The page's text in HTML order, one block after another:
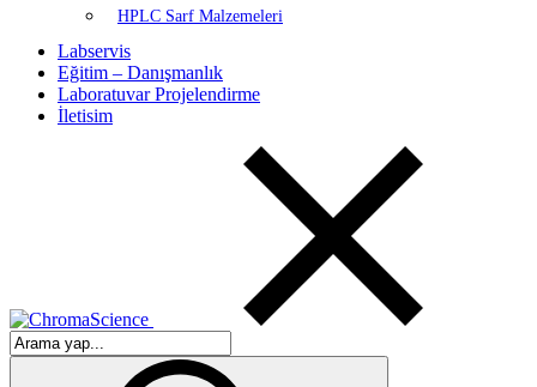
HPLC Sarf Malzemeleri
Labservis
Eğitim – Danışmanlık
Laboratuvar Projelendirme
İletisim